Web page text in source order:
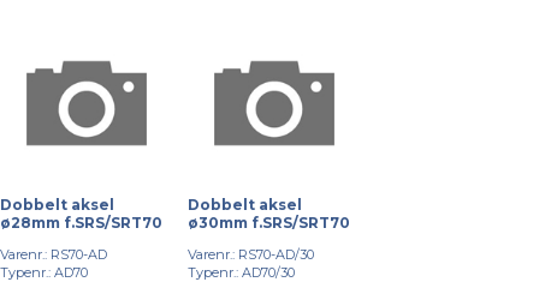
Dobbelt aksel
ø28mm f.SRS/SRT70
Varenr.: RS70-AD
Typenr.: AD70
Dobbelt aksel
ø30mm f.SRS/SRT70
Varenr.: RS70-AD/30
Typenr.: AD70/30